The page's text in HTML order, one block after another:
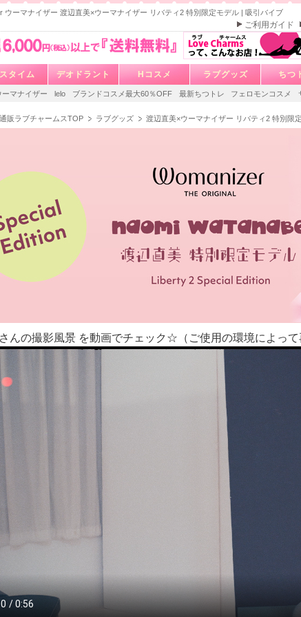
ウーマナイザー 渡辺直美×ウーマナイザー リバティ2 特別限定モデル | 吸引バイブ
ご利用ガイド
タイム デオドラント Hコスメ ラブグッズ ちつ
ーマナイザー lelo ブランドコスメ最大60％OFF 最新ちつトレ フェロモンコスメ
販ラブチャームスTOP ラブグッズ 渡辺直美×ウーマナイザー リバティ2 特別限
んの撮影風景 を動画でチェック☆（ご使用の環境によって